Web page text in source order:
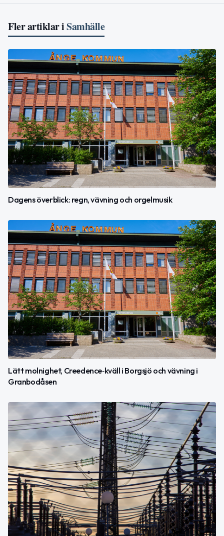
Fler artiklar iSamhälle
Dagens överblick: regn, vävning och orgelmusik
Lätt molnighet, Creedence‑kväll i Borgsjö och vävning i
Granbodåsen